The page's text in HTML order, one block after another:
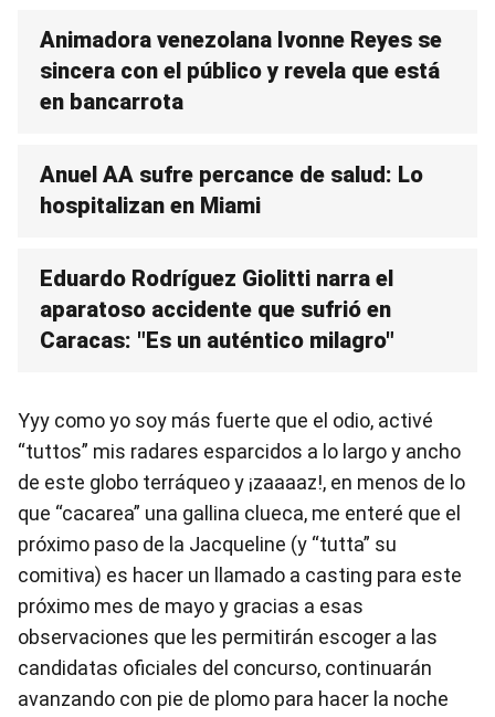
Animadora venezolana Ivonne Reyes se
sincera con el público y revela que está
en bancarrota
Anuel AA sufre percance de salud: Lo
hospitalizan en Miami
Eduardo Rodríguez Giolitti narra el
aparatoso accidente que sufrió en
Caracas: "Es un auténtico milagro"
Yyy como yo soy más fuerte que el odio, activé
“tuttos” mis radares esparcidos a lo largo y ancho
de este globo terráqueo y ¡zaaaaz!, en menos de lo
que “cacarea” una gallina clueca, me enteré que el
próximo paso de la Jacqueline (y “tutta” su
comitiva) es hacer un llamado a casting para este
próximo mes de mayo y gracias a esas
observaciones que les permitirán escoger a las
candidatas oficiales del concurso, continuarán
avanzando con pie de plomo para hacer la noche